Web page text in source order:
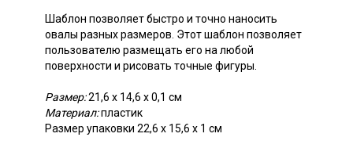
Шаблон позволяет быстро и точно наносить
овалы разных размеров. Этот шаблон позволяет
пользователю размещать его на любой
поверхности и рисовать точные фигуры.
Размер:21,6 х 14,6 х 0,1 см
Материал:пластик
Размер упаковки 22,6 х 15,6 х 1 см